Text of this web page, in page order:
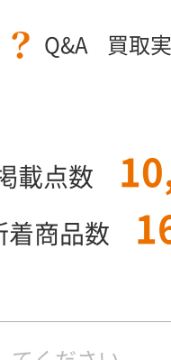
Q&A 買取
載点数
着商品数